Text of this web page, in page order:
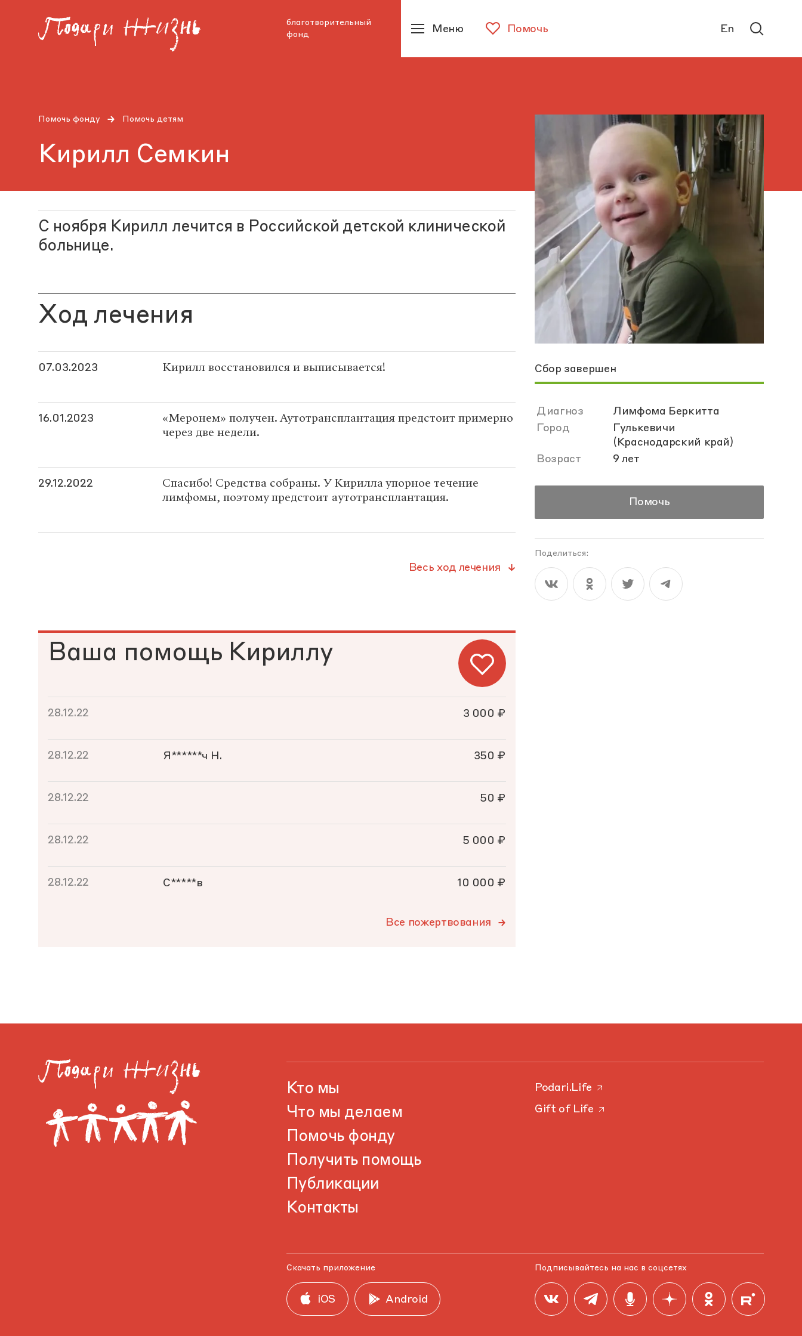
благотворительный
фонд
Помочь
Меню En
Помочь фонду Помочь детям
Кирилл Семкин
Помочь
Сбор завершен
Диагноз
Лимфома Беркитта
Город
Гулькевичи
(Краснодарский край)
Возраст
9 лет
Поделиться:
С ноября Кирилл лечится в Российской детской клинической
больнице.
Ход лечения
07.03.2023 Кирилл восстановился и выписывается!
16.01.2023
«Меронем» получен. Аутотрансплантация предстоит примерно
через две недели.
29.12.2022
Спасибо! Средства собраны. У Кирилла упорное течение
лимфомы, поэтому предстоит аутотрансплантация.
Весь ход лечения
Ваша помощь Кириллу
28.12.22 3 000 ₽
28.12.22 Я******ч Н. 350 ₽
28.12.22 50 ₽
28.12.22 5 000 ₽
28.12.22 С*****в 10 000 ₽
Все пожертвования
Кто мы
Что мы делаем
Помочь фонду
Получить помощь
Публикации
Контакты
Podari.Life
Gift of Life
Скачать приложение
iOS Android
Подписывайтесь на нас в соцсетях